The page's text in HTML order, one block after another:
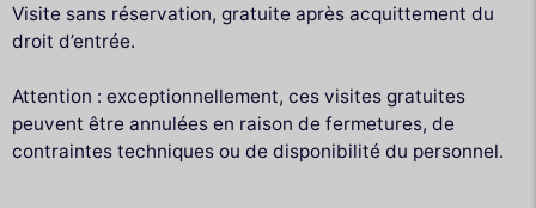
Visite sans réservation, gratuite après acquittement du
droit d’entrée.
Attention : exceptionnellement, ces visites gratuites
peuvent être annulées en raison de fermetures, de
contraintes techniques ou de disponibilité du personnel.